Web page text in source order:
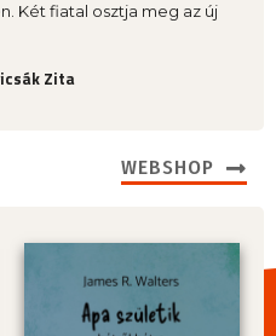
Két fiatal osztja meg az új
Zita
WEBSHOP